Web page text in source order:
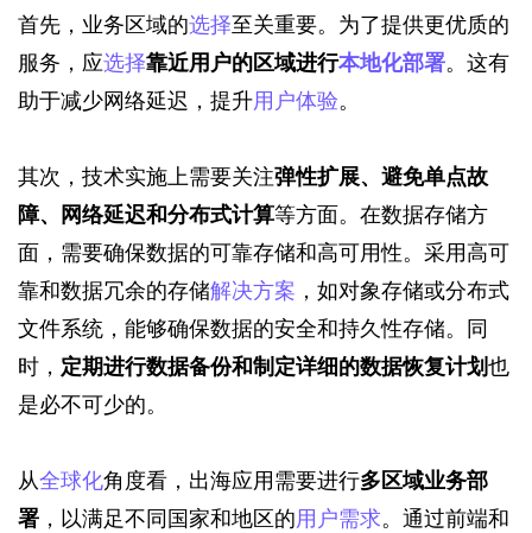
首先，业务区域的选择至关重要。为了提供更优质的
服务，应选择靠近用户的区域进行本地化部署。这有
助于减少网络延迟，提升用户体验。
其次，技术实施上需要关注弹性扩展、避免单点故
障、网络延迟和分布式计算等方面。在数据存储方
面，需要确保数据的可靠存储和高可用性。采用高可
靠和数据冗余的存储解决方案 ，如对象存储或分布式
文件系统，能够确保数据的安全和持久性存储。同
时， 定期进行数据备份和制定详细的数据恢复计划也
是必不可少的。
从全球化角度看，出海应用需要进行多区域业务部
署 ，以满足不同国家和地区的用户需求。通过前端和